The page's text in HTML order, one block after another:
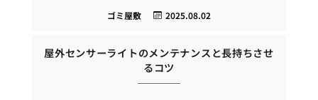
2025.08.02
ゴミ屋敷
屋外センサーライトのメンテナンスと長持ちさせ
るコツ